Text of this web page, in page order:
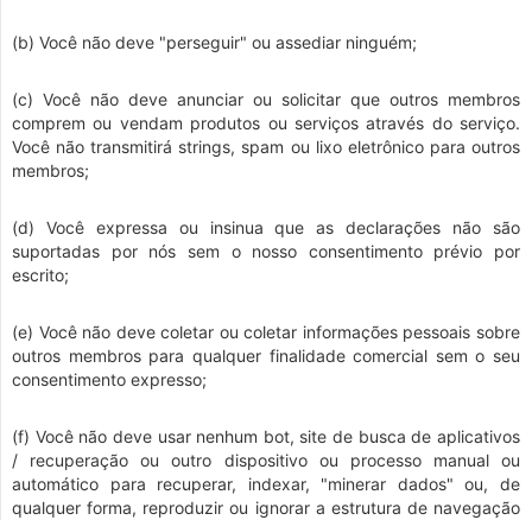
(b) Você não deve "perseguir" ou assediar ninguém;
(c) Você não deve anunciar ou solicitar que outros membros
comprem ou vendam produtos ou serviços através do serviço.
Você não transmitirá strings, spam ou lixo eletrônico para outros
membros;
(d) Você expressa ou insinua que as declarações não são
suportadas por nós sem o nosso consentimento prévio por
escrito;
(e) Você não deve coletar ou coletar informações pessoais sobre
outros membros para qualquer finalidade comercial sem o seu
consentimento expresso;
(f) Você não deve usar nenhum bot, site de busca de aplicativos
/ recuperação ou outro dispositivo ou processo manual ou
automático para recuperar, indexar, "minerar dados" ou, de
qualquer forma, reproduzir ou ignorar a estrutura de navegação